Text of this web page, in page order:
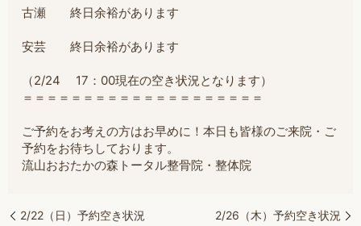
古瀬 終日余裕があります
安芸 終日余裕があります
（2/24 17：00現在の空き状況となります）
＝ ＝＝＝＝＝＝＝＝＝＝＝＝＝＝＝＝＝＝＝
ご予約をお考えの方はお早めに！本日も皆様のご来院・ご
予約をお待ちしております。
流山おおたかの森トータル整骨院・整体院
2/22（日）予約空き状況 2/26（木）予約空き状況